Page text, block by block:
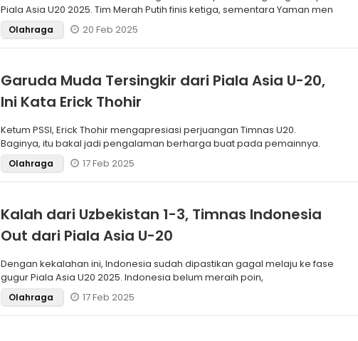
Piala Asia U20 2025. Tim Merah Putih finis ketiga, sementara Yaman men
Olahraga 20 Feb 2025
Garuda Muda Tersingkir dari Piala Asia U-20,
Ini Kata Erick Thohir
Ketum PSSI, Erick Thohir mengapresiasi perjuangan Timnas U20.
Baginya, itu bakal jadi pengalaman berharga buat pada pemainnya.
Olahraga 17 Feb 2025
Kalah dari Uzbekistan 1-3, Timnas Indonesia
Out dari Piala Asia U-20
Dengan kekalahan ini, Indonesia sudah dipastikan gagal melaju ke fase
gugur Piala Asia U20 2025. Indonesia belum meraih poin,
Olahraga 17 Feb 2025